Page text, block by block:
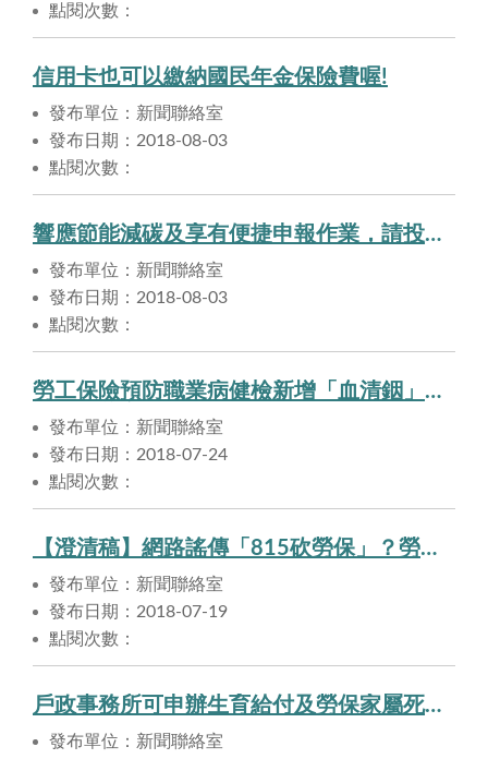
點閱次數：
信用卡也可以繳納國民年金保險費喔!
發布單位：新聞聯絡室
發布日期：2018-08-03
點閱次數：
響應節能減碳及享有便捷申報作業，請投保單位多加利用「網路e化服務系統」申報及電子帳單服務。
發布單位：新聞聯絡室
發布日期：2018-08-03
點閱次數：
勞工保險預防職業病健檢新增「血清銦」檢查項目， 自108年1月1日實施。
發布單位：新聞聯絡室
發布日期：2018-07-24
點閱次數：
【澄清稿】網路謠傳「815砍勞保」？勞動部鄭重澄清是假的！
發布單位：新聞聯絡室
發布日期：2018-07-19
點閱次數：
戶政事務所可申辦生育給付及勞保家屬死亡給付。
發布單位：新聞聯絡室